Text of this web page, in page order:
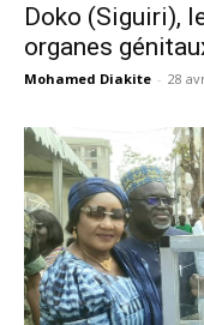
Doko (Siguiri),
organes
Mohamed Diakite - 28